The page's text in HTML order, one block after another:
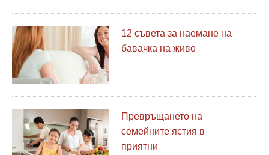
12 съвета за наемане на
бавачка на живо
Превръщането на
семейните ястия в
приятни